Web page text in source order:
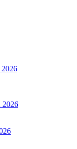
2026